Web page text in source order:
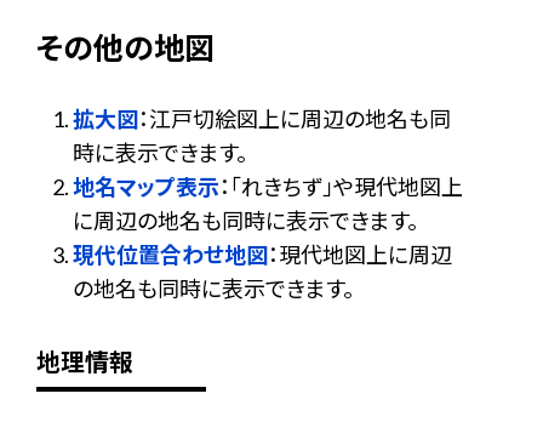
その他の地図
拡大図：江戸切絵図上に周辺の地名も同
時に表示できます。
地名マップ表示：「れきちず」や現代地図上
に周辺の地名も同時に表示できます。
現代位置合わせ地図：現代地図上に周辺
の地名も同時に表示できます。
地理情報